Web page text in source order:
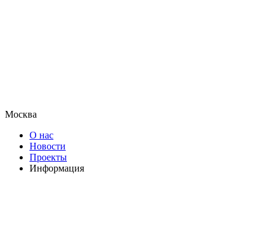
Москва
О нас
Новости
Проекты
Информация